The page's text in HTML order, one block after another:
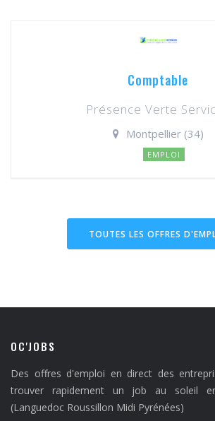
Comptable
Présence Verte
Montpellier (34)
EMPLOI
TOUTES LES OFFRES
OC'JOBS
Des offres d'emploi en direct des
trouver rapidement un job au soleil
(Languedoc Roussillon Midi Pyrénées)